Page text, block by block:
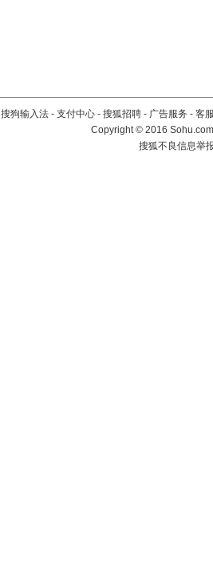
搜狗输入法 - 支付中心 - 搜狐招聘 - 广告服务 - 客
Copyright©2016
搜狐不良信息举